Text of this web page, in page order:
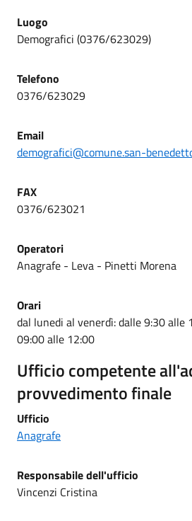
Luogo
Demografici (0376/623029)
Telefono
0376/623029
Email
demografici@comune.san-
FAX
0376/623021
Operatori
Anagrafe - Leva - Pinetti Morena
Orari
dal lunedi al venerdì: dalle 9:30 alle
09:00 alle 12:00
Ufficio competente
provvedimento finale
Ufficio
Anagrafe
Responsabile dell'ufficio
Vincenzi Cristina